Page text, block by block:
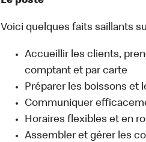
Voici quelques faits saillants
Accueillir les clients,
comptant et par carte
Préparer les boissons et
Communiquer
Horaires flexibles et en
Assembler et gérer les